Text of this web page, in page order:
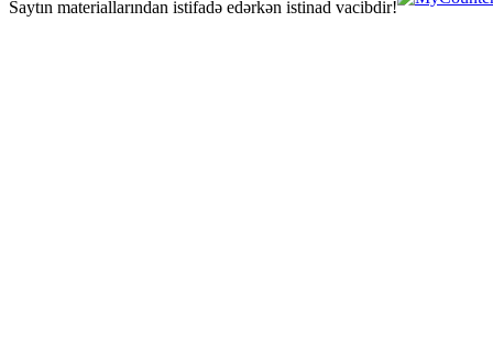
Saytın materiallarından istifadə edərkən istinad vacibdir!